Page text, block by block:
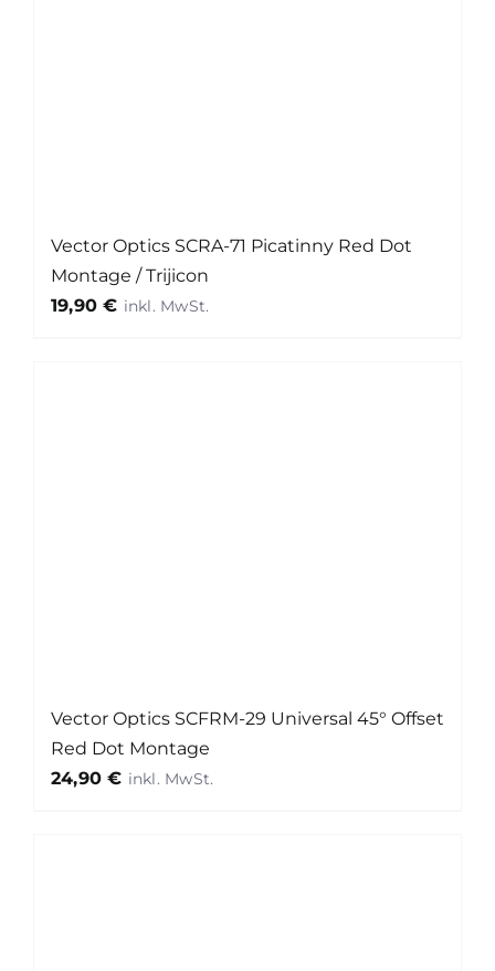
Vector Optics SCRA-71 Picatinny Red Dot
Montage / Trijicon
19,90€
Vector Optics SCFRM-29 Universal 45° Offset
Red Dot Montage
24,90€